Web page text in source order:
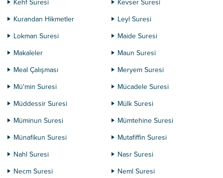
Kehf Suresi
Kevser Suresi
Kurandan Hikmetler
Leyl Suresi
Lokman Suresi
Maide Suresi
Makaleler
Maun Suresi
Meal Çalışması
Meryem Suresi
Mü'min Suresi
Mücadele Suresi
Müddessir Suresi
Mülk Suresi
Müminun Suresi
Mümtehine Suresi
Münafikun Suresi
Mutafiffin Suresi
Nahl Suresi
Nasr Suresi
Necm Suresi
Neml Suresi